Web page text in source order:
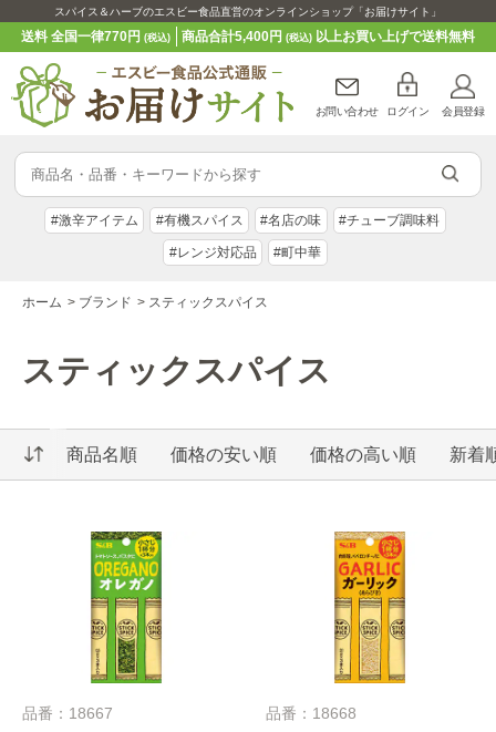
スパイス＆ハーブのエスビー食品直営のオンラインショップ「お届けサイト」
送料 全国一律770円(税込) 商品合計5,400円 (税込)以上お買い上げで送料無料
お問い合わせ ログイン 会員登録
#激辛アイテム #有機スパイス #名店の味 #チューブ調味料
#レンジ対応品 #町中華
ホーム > ブランド > スティックスパイス
スティックスパイス
商品名順 価格の安い順 価格の高い順 新着
品番：18667 品番：18668